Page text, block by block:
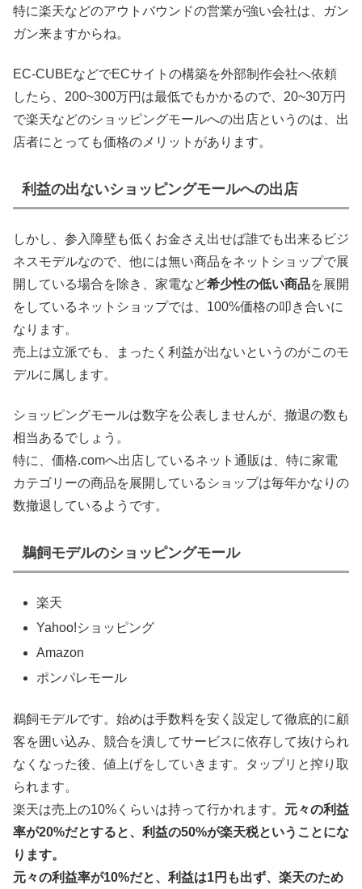
特に楽天などのアウトバウンドの営業が強い会社は、ガン
ガン来ますからね。
EC-CUBEなどでECサイトの構築を外部制作会社へ依頼
したら、200~300万円は最低でもかかるので、20~30万円
で楽天などのショッピングモールへの出店というのは、出
店者にとっても価格のメリットがあります。
利益の出ないショッピングモールへの出店
しかし、参入障壁も低くお金さえ出せば誰でも出来るビジ
ネスモデルなので、他には無い商品をネットショップで展
開している場合を除き、家電など希少性の低い商品を展開
をしているネットショップでは、100%価格の叩き合いに
なります。
売上は立派でも、まったく利益が出ないというのがこのモ
デルに属します。
ショッピングモールは数字を公表しませんが、撤退の数も
相当あるでしょう。
特に、価格.comへ出店しているネット通販は、特に家電
カテゴリーの商品を展開しているショップは毎年かなりの
数撤退しているようです。
鵜飼モデルのショッピングモール
楽天
Yahoo!ショッピング
Amazon
ポンパレモール
鵜飼モデルです。始めは手数料を安く設定して徹底的に顧
客を囲い込み、競合を潰してサービスに依存して抜けられ
なくなった後、値上げをしていきます。タップリと搾り取
られます。
楽天は売上の10%くらいは持って行かれます。 元々の利益
率が20%だとすると、利益の50%が楽天税ということにな
ります。
元々の利益率が10%だと、利益は1円も出ず、楽天のため